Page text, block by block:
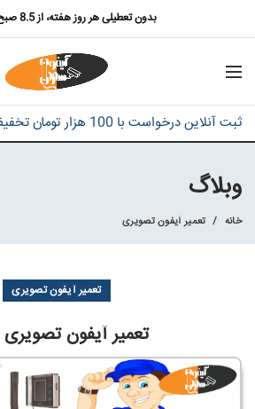
بدون تعطیلی هر روز هفته، از 8.5 صبح تا 9 شب
ثبت آنلاین درخواست با 100 هزار تومان تخفیف
وبلاگ
خانه تعمیر آیفون تصویری
تعمیر آیفون تصویری
تعمیر آیفون